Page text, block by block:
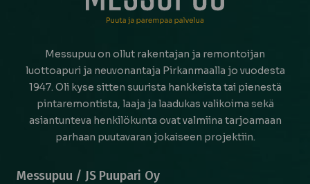
Messupuu on ollut rakentajan ja remontoijan
luottoapuri ja neuvonantaja Pirkanmaalla jo vuodesta
1947. Oli kyse sitten suurista hankkeista tai pienestä
pintaremontista, laaja ja laadukas valikoima sekä
asiantunteva henkilökunta ovat valmiina tarjoamaan
parhaan puutavaran jokaiseen projektiin.
Messupuu / JS Puupari Oy